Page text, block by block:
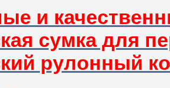
и
сумка для
рулонный